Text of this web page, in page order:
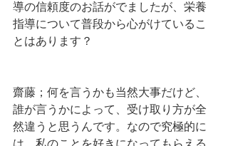
導の信頼度のお話がでましたが、栄養
指導について普段から心がけているこ
とはあります？
齋藤；何を言うかも当然大事だけど、
誰が言うかによって、受け取り方が全
然違うと思うんです。なので究極的に